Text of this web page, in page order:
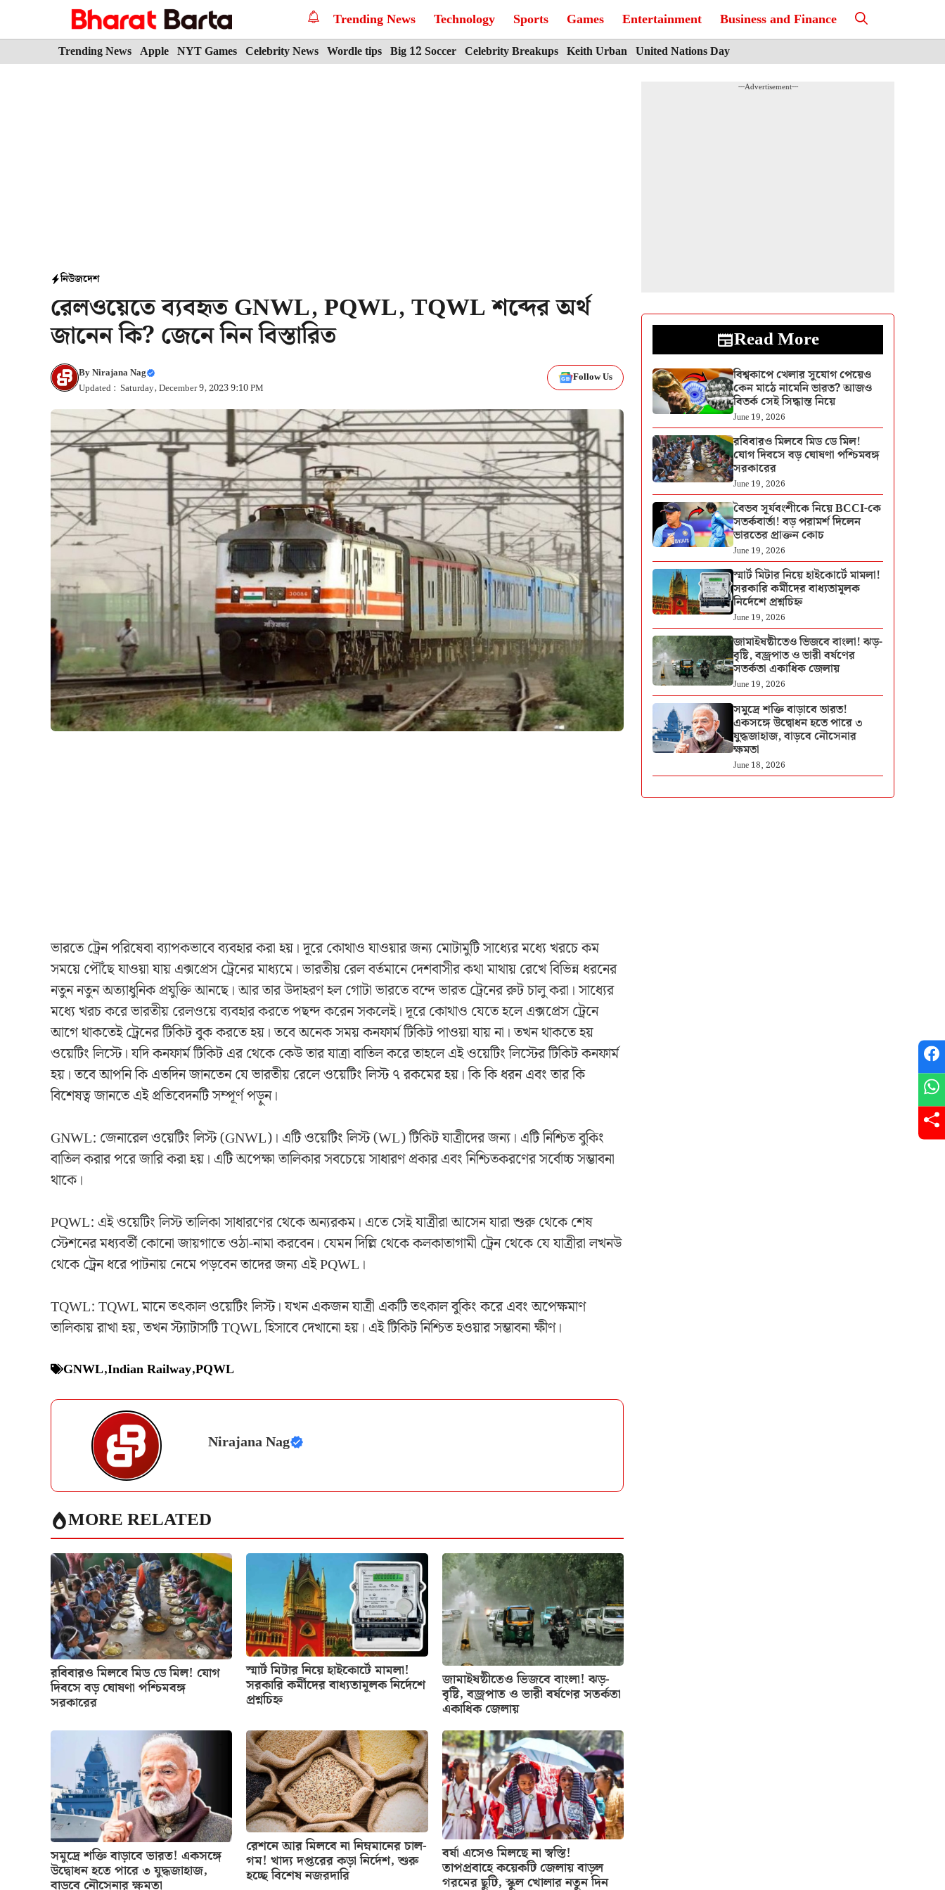
Trending News Technology Sports Games Entertainment Business and Finance
Trending News Apple NYT Games Celebrity News Wordle tips Big 12 Soccer Celebrity Breakups Keith Urban United Nations Day
নিউজদেশ
রেলওয়েতে ব্যবহৃত GNWL, PQWL, TQWL শব্দের অর্থ
জানেন কি? জেনে নিন বিস্তারিত
ByNirajana Nag
Updated : Saturday, December 9, 2023 9:10 PM
Follow Us
ভারতে ট্রেন পরিষেবা ব্যাপকভাবে ব্যবহার করা হয়। দূরে কোথাও যাওয়ার জন্য মোটামুটি সাধ্যের মধ্যে খরচে কম
সময়ে পৌঁছে যাওয়া যায় এক্সপ্রেস ট্রেনের মাধ্যমে। ভারতীয় রেল বর্তমানে দেশবাসীর কথা মাথায় রেখে বিভিন্ন ধরনের
নতুন নতুন অত্যাধুনিক প্রযুক্তি আনছে। আর তার উদাহরণ হল গোটা ভারতে বন্দে ভারত ট্রেনের রুট চালু করা। সাধ্যের
মধ্যে খরচ করে ভারতীয় রেলওয়ে ব্যবহার করতে পছন্দ করেন সকলেই। দূরে কোথাও যেতে হলে এক্সপ্রেস ট্রেনে
আগে থাকতেই ট্রেনের টিকিট বুক করতে হয়। তবে অনেক সময় কনফার্ম টিকিট পাওয়া যায় না। তখন থাকতে হয়
ওয়েটিং লিস্টে। যদি কনফার্ম টিকিট এর থেকে কেউ তার যাত্রা বাতিল করে তাহলে এই ওয়েটিং লিস্টের টিকিট কনফার্ম
হয়। তবে আপনি কি এতদিন জানতেন যে ভারতীয় রেলে ওয়েটিং লিস্ট ৭ রকমের হয়। কি কি ধরন এবং তার কি
বিশেষত্ব জানতে এই প্রতিবেদনটি সম্পূর্ণ পড়ুন।
GNWL: জেনারেল ওয়েটিং লিস্ট (GNWL)। এটি ওয়েটিং লিস্ট (WL) টিকিট যাত্রীদের জন্য। এটি নিশ্চিত বুকিং
বাতিল করার পরে জারি করা হয়। এটি অপেক্ষা তালিকার সবচেয়ে সাধারণ প্রকার এবং নিশ্চিতকরণের সর্বোচ্চ সম্ভাবনা
থাকে।
PQWL: এই ওয়েটিং লিস্ট তালিকা সাধারণের থেকে অন্যরকম। এতে সেই যাত্রীরা আসেন যারা শুরু থেকে শেষ
স্টেশনের মধ্যবর্তী কোনো জায়গাতে ওঠা-নামা করবেন। যেমন দিল্লি থেকে কলকাতাগামী ট্রেন থেকে যে যাত্রীরা লখনউ
থেকে ট্রেন ধরে পাটনায় নেমে পড়বেন তাদের জন্য এই PQWL।
TQWL: TQWL মানে তৎকাল ওয়েটিং লিস্ট। যখন একজন যাত্রী একটি তৎকাল বুকিং করে এবং অপেক্ষমাণ
তালিকায় রাখা হয়, তখন স্ট্যাটাসটি TQWL হিসাবে দেখানো হয়। এই টিকিট নিশ্চিত হওয়ার সম্ভাবনা ক্ষীণ।
GNWL,Indian Railway,PQWL
Nirajana Nag
MORE RELATED
রবিবারও মিলবে মিড ডে মিল! যোগ
দিবসে বড় ঘোষণা পশ্চিমবঙ্গ
সরকারের
স্মার্ট মিটার নিয়ে হাইকোর্টে মামলা!
সরকারি কর্মীদের বাধ্যতামূলক নির্দেশে
প্রশ্নচিহ্ন
জামাইষষ্ঠীতেও ভিজবে বাংলা! ঝড়-
বৃষ্টি, বজ্রপাত ও ভারী বর্ষণের সতর্কতা
একাধিক জেলায়
সমুদ্রে শক্তি বাড়াবে ভারত! একসঙ্গে
উদ্বোধন হতে পারে ৩ যুদ্ধজাহাজ,
বাড়বে নৌসেনার ক্ষমতা
রেশনে আর মিলবে না নিম্নমানের চাল-
গম! খাদ্য দপ্তরের কড়া নির্দেশ, শুরু
হচ্ছে বিশেষ নজরদারি
বর্ষা এসেও মিলছে না স্বস্তি!
তাপপ্রবাহে কয়েকটি জেলায় বাড়ল
গরমের ছুটি, স্কুল খোলার নতুন দিন
---Advertisement---
Read More
বিশ্বকাপে খেলার সুযোগ পেয়েও
কেন মাঠে নামেনি ভারত? আজও
বিতর্ক সেই সিদ্ধান্ত নিয়ে
June 19, 2026
রবিবারও মিলবে মিড ডে মিল!
যোগ দিবসে বড় ঘোষণা পশ্চিমবঙ্গ
সরকারের
June 19, 2026
বৈভব সূর্যবংশীকে নিয়ে BCCI-কে
সতর্কবার্তা! বড় পরামর্শ দিলেন
ভারতের প্রাক্তন কোচ
June 19, 2026
স্মার্ট মিটার নিয়ে হাইকোর্টে মামলা!
সরকারি কর্মীদের বাধ্যতামূলক
নির্দেশে প্রশ্নচিহ্ন
June 19, 2026
জামাইষষ্ঠীতেও ভিজবে বাংলা! ঝড়-
বৃষ্টি, বজ্রপাত ও ভারী বর্ষণের
সতর্কতা একাধিক জেলায়
June 19, 2026
সমুদ্রে শক্তি বাড়াবে ভারত!
একসঙ্গে উদ্বোধন হতে পারে ৩
যুদ্ধজাহাজ, বাড়বে নৌসেনার
ক্ষমতা
June 18, 2026